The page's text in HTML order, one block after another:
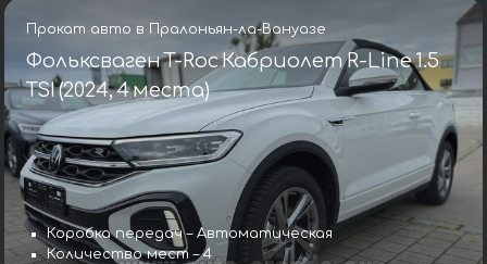
Прокат авто в Пралоньян-ла-Вануазе
Фольксваген T-Roc Кабриолет R-Line 1.5
TSI (2024, 4 места)
Коробка передач – Автоматическая
Количество мест – 4